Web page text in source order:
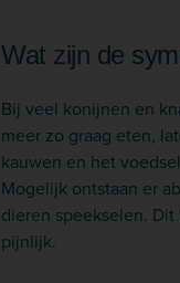
Wat zijn de
Bij veel konijnen en
meer zo graag eten,
kauwen en het
Mogelijk ontstaan er
dieren speekselen.
pijnlijk.